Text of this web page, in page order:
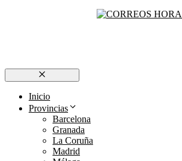
Cerrar
Inicio
Provincias
Barcelona
Granada
La Coruña
Madrid